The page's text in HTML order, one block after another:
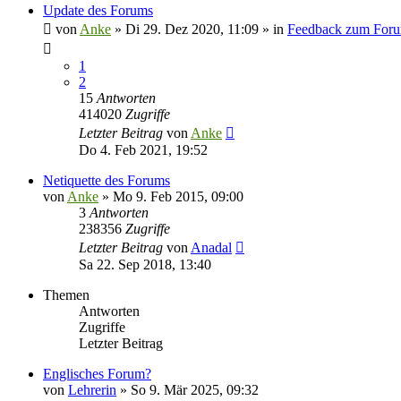
Update des Forums
von Anke » Di 29. Dez 2020, 11:09 » in Feedback zum
1
2
15 Antworten
414020 Zugriffe
Letzter Beitrag von Anke
Do 4. Feb 2021, 19:52
Netiquette des Forums
von Anke » Mo 9. Feb 2015, 09:00
3 Antworten
238356 Zugriffe
Letzter Beitrag von Anadal
Sa 22. Sep 2018, 13:40
Themen
Antworten
Zugriffe
Letzter Beitrag
Englisches Forum?
von Lehrerin » So 9. Mär 2025, 09:32